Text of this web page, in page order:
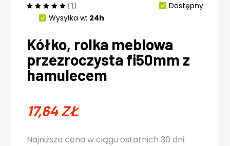
(1)
Dostępny
Wysyłka w: 24h
Kółko, rolka meblowa
przezroczysta fi50mm z
hamulecem
17,64ZŁ
Najniższa cena w ciągu ostatnich 30 dni: